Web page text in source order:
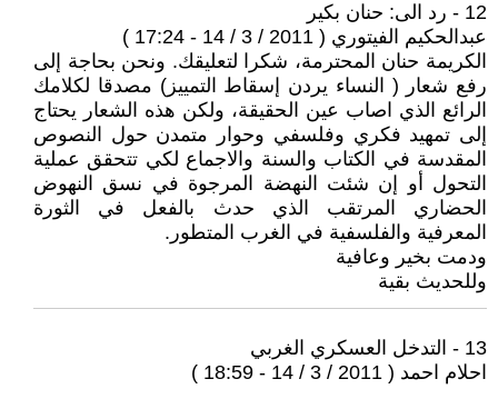
12 - رد الى: حنان بكير
عبدالحكيم الفيتوري ( 2011 / 3 / 14 - 17:24 )
الكريمة حنان المحترمة، شكرا لتعليقك. ونحن بحاجة إلى
رفع شعار ( النساء يردن إسقاط التمييز) مصدقا لكلامك
الرائع الذي اصاب عين الحقيقة، ولكن هذه الشعار يحتاج
إلى تمهيد فكري وفلسفي وحوار متمدن حول النصوص
المقدسة في الكتاب والسنة والاجماع لكي تتحقق عملية
التحول أو إن شئت النهضة المرجوة في نسق النهوض
الحضاري المرتقب الذي حدث بالفعل في الثورة
المعرفية والفلسفية في الغرب المتطور.
ودمت بخير وعافية
وللحديث بقية
13 - التدخل العسكري الغربي
احلام احمد ( 2011 / 3 / 14 - 18:59 )